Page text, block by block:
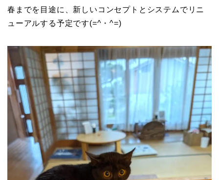
春までを目途に、新しいコンセプトとシステムでリニ
ューアルする予定です(=^・^=)